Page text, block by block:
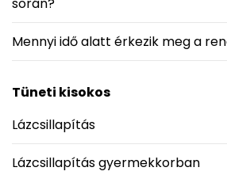
Mennyi idő alatt érkezik meg a
Tüneti kisokos
Lázcsillapítás
Lázcsillapítás gyermekkorban